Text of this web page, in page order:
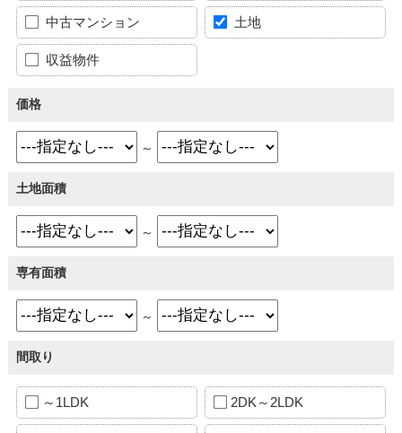
中古マンション 土地
収益物件
価格
～
土地面積
～
専有面積
～
間取り
～1LDK 2DK～2LDK